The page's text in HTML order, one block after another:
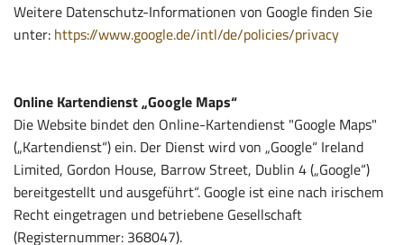
Weitere Datenschutz-Informationen von Google finden Sie
unter: https://www.google.de/intl/de/policies/privacy
Online Kartendienst „Google Maps“
Die Website bindet den Online-Kartendienst "Google Maps"
(„Kartendienst“) ein. Der Dienst wird von „Google“ Ireland
Limited, Gordon House, Barrow Street, Dublin 4 („Google“)
bereitgestellt und ausgeführt“. Google ist eine nach irischem
Recht eingetragen und betriebene Gesellschaft
(Registernummer: 368047).